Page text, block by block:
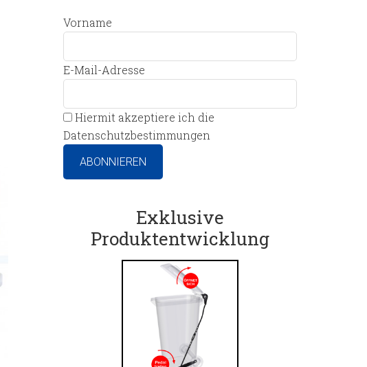
Vorname
E-Mail-Adresse
Hiermit akzeptiere ich die
Datenschutzbestimmungen
Exklusive
Produktentwicklung